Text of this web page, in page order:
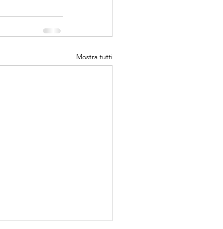
Mostra tutti